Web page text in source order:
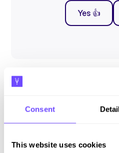
Consent
This website uses cookies
Yes 👍
Mantente al día con nuestras